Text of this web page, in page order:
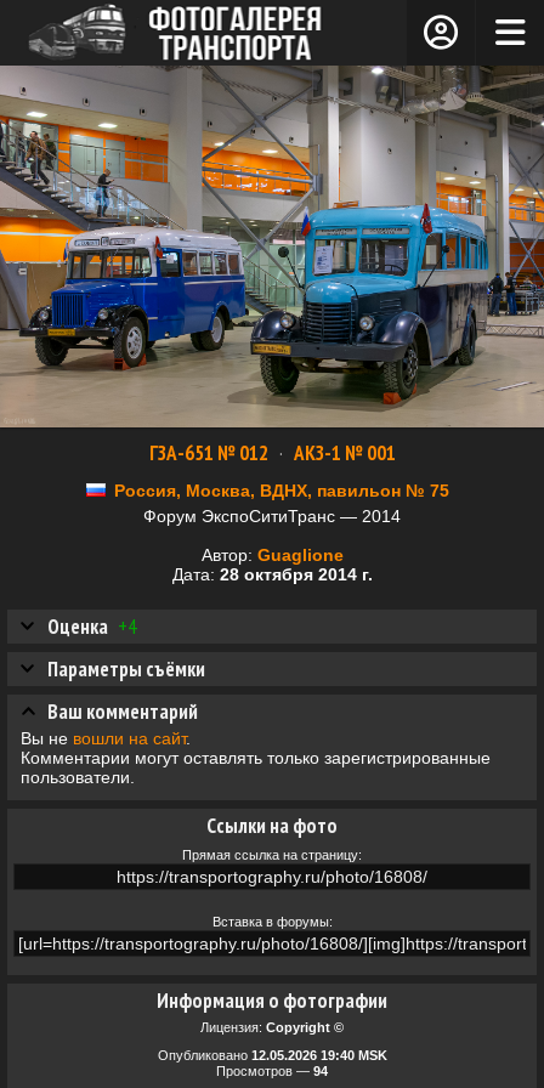
ГЗА-651 № 012 · АКЗ-1 № 001
Россия, Москва, ВДНХ, павильон № 75
Форум ЭкспоСитиТранс — 2014
Автор: Guaglione
Дата: 28 октября 2014 г.
Информация о фотографии
Лицензия: Copyright ©
Опубликовано 12.05.2026 19:40 MSK
Просмотров — 94
Оценка +4
Ссылки на фото
Прямая ссылка на страницу:
Вставка в форумы:
Параметры съёмки
Ваш комментарий
Вы не вошли на сайт.
Комментарии могут оставлять только зарегистрированные
пользователи.